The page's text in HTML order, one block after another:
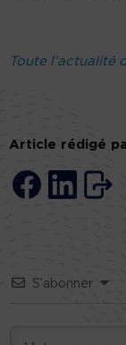
Toute l’actualité
Article rédigé
S’abonner